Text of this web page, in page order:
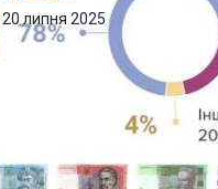
20 липня 2025